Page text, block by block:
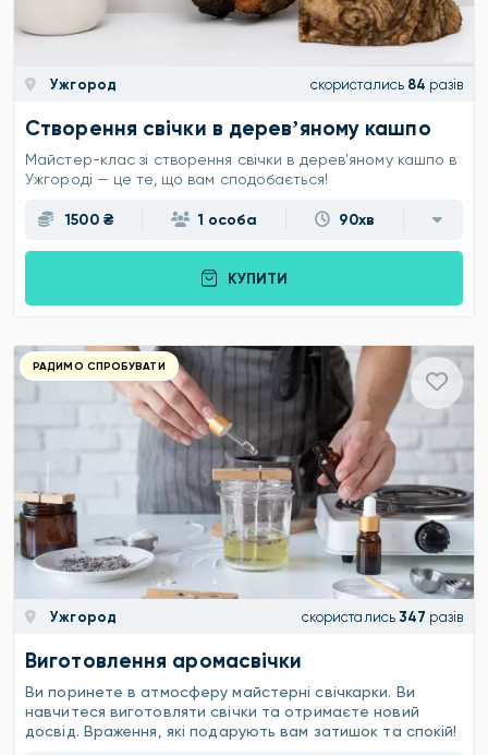
Ужгород скористались 84 разів
Створення свічки в деревʼяному кашпо
Майстер-клас зі створення свічки в дерев’яному кашпо в
Ужгороді — це те, що вам сподобається!
1500 ₴ 1 особа 90хв
КУПИТИ
РАДИМО СПРОБУВАТИ
Ужгород скористались 347 разів
Виготовлення аромасвічки
Ви поринете в атмосферу майстерні свічкарки. Ви
навчитеся виготовляти свічки та отримаєте новий
досвід. Враження, які подарують вам затишок та спокій!